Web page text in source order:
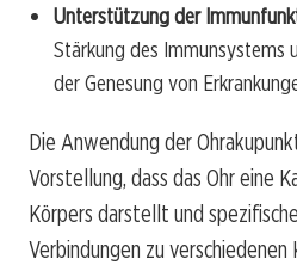
Unterstützung der
Stärkung des Immunsystems
der Genesung von
Die Anwendung der
Vorstellung, dass das Ohr eine
Körpers darstellt und
Verbindungen zu verschiedenen